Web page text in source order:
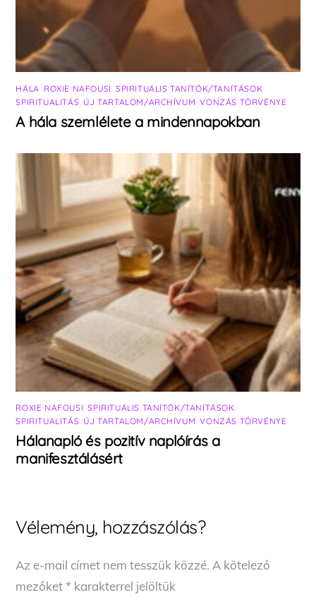
HÁLA ROXIE NAFOUSI SPIRITUÁLIS TANÍTÓK/TANÍTÁSOK
SPIRITUALITÁS ÚJ TARTALOM/ARCHÍVUM ,VONZÁS TÖRVÉNYE
A hála szemlélete a mindennapokban
ROXIE NAFOUSI ,SPIRITUÁLIS TANÍTÓK/TANÍTÁSOK
SPIRITUALITÁS ÚJ TARTALOM/ARCHÍVUM ,VONZÁS TÖRVÉNYE
Hálanapló és pozitív naplóírás a
manifesztálásért
Vélemény, hozzászólás?
Az e-mail címet nem tesszük közzé. A kötelező
mezőket* karakterrel jelöltük